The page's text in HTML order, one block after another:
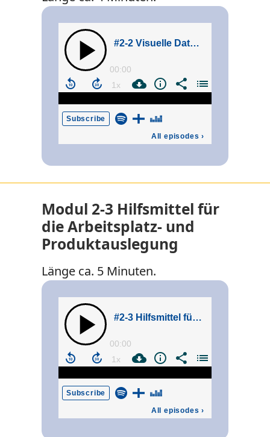
Modul 2-3 Hilfsmittel für
die Arbeitsplatz- und
Produktauslegung
Länge ca. 5 Minuten.